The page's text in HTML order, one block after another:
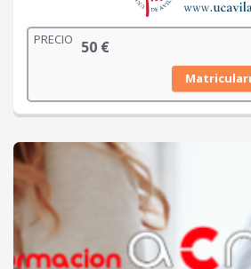
PRECIO 50 €